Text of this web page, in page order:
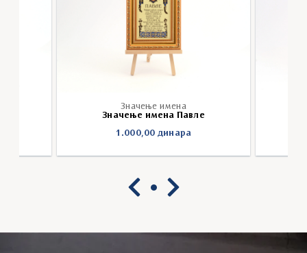
Значење имена
Значење имена Павле
1.000,00динара